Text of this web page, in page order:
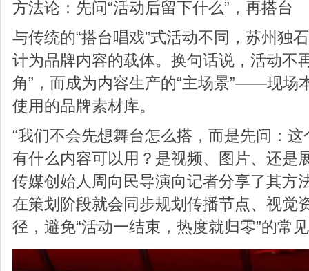
方法论：先问“活动后留下什么”，再搭台
与传统的“搭台唱戏”式活动不同，苏州独
计为品牌内容的载体。换句话说，活动不
角”，而成为内容生产的“主场景”——现场
使用的品牌素材库。
“我们不会先想舞台怎么搭，而是先问：
有什么内容可以用？是视频、图片、还是
传媒创始人周向民导演向记者分享了其方
在策划阶段就会同步规划传播节点、视觉
径，避免“活动一结束，热度就归零”的常